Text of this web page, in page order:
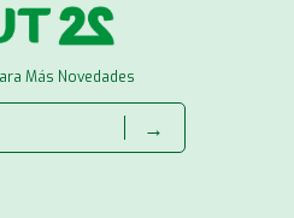
Más Novedades
→